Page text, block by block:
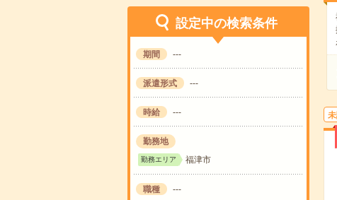
設定中の検索条件
期間 ---
派遣形式 ---
時給 ---
勤務地
勤務エリア 福津市
職種 ---